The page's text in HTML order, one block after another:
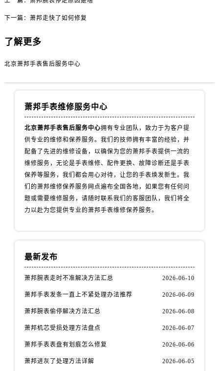
下一篇： 萧邦走快了如何修复
了解更多
北京萧邦手表售后服务中心
萧邦手表维修服务中心
北京萧邦手表售后服务中心拥有专业团队，致力于为客户提
供专业的维修和保养服务。我们的技师拥有丰富的经验，并
配备了先进的维修设备，以确保为您的萧邦手表提供一流的
维修服务，无论是手表维修、配件更换、故障诊断还是手表
保养等服务，我们都会用心对待，让您的手表焕发新生。我
们的萧邦维修保养服务网点遍布全国各地，如果您有任何问
题或需要维修服务，请随时联系我们的客服团队，我们将全
力以赴为您提供专业的萧邦手表维修保养服务。
最新发布
萧邦腕表走时不准解决方法汇总 2026-06-10
萧邦手表发条一直上不紧处理办法推荐 2026-06-09
萧邦腕表偷停解决方法汇总 2026-06-08
萧邦机芯受损处理方法盘点 2026-06-07
萧邦手表表盘有划痕怎么修复 2026-06-06
萧邦进灰了处理方法详解 2026-06-05